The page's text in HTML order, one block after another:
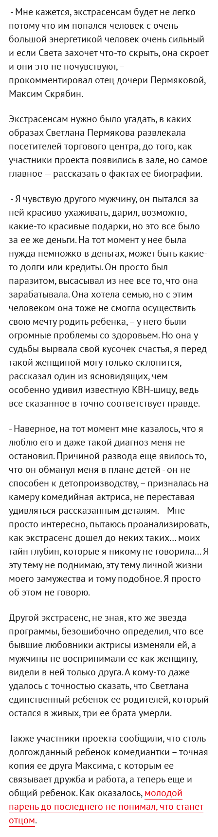
- Мне кажется, экстрасенсам будет не легко
потому что им попался человек с очень
большой энергетикой человек очень сильный
и если Света захочет что-то скрыть, она скроет
и они это не почувствуют, –
прокомментировал отец дочери Пермяковой,
Максим Скрябин.
Экстрасенсам нужно было угадать, в каких
образах Светлана Пермякова развлекала
посетителей торгового центра, до того, как
участники проекта появились в зале, но самое
главное — рассказать о фактах ее биографии.
- Я чувствую другого мужчину, он пытался за
ней красиво ухаживать, дарил, возможно,
какие-то красивые подарки, но это все было
за ее же деньги. На тот момент у нее была
нужда немножко в деньгах, может быть какие-
то долги или кредиты. Он просто был
паразитом, высасывал из нее все то, что она
зарабатывала. Она хотела семью, но с этим
человеком она тоже не смогла осуществить
свою мечту родить ребенка, – у него были
огромные проблемы со здоровьем. Но она у
судьбы вырвала свой кусочек счастья, я перед
такой женщиной могу только склонится, –
рассказал один из ясновидящих, чем
особенно удивил известную КВН-шицу, ведь
все сказанное в точно соответствует правде.
- Наверное, на тот момент мне казалось, что я
люблю его и даже такой диагноз меня не
остановил. Причиной развода еще явилось то,
что он обманул меня в плане детей - он не
способен к детопроизводству, – призналась на
камеру комедийная актриса, не переставая
удивляться рассказанным деталям.— Мне
просто интересно, пытаюсь проанализировать,
как экстрасенс дошел до неких таких… моих
тайн глубин, которые я никому не говорила... Я
эту тему не поднимаю, эту тему личной жизни
моего замужества и тому подобное. Я просто
об этом не говорю.
Другой экстрасенс, не зная, кто же звезда
программы, безошибочно определил, что все
бывшие любовники актрисы изменяли ей, а
мужчины не воспринимали ее как женщину,
видели в ней только друга. А кому-то даже
удалось с точностью сказать, что Светлана
единственный ребенок ее родителей, который
остался в живых, три ее брата умерли.
Также участники проекта сообщили, что столь
долгожданный ребенок комедиантки – точная
копия ее друга Максима, с которым ее
связывает дружба и работа, а теперь еще и
общий ребенок. Как оказалось,молодой
парень до последнего не понимал, что станет
отцом.